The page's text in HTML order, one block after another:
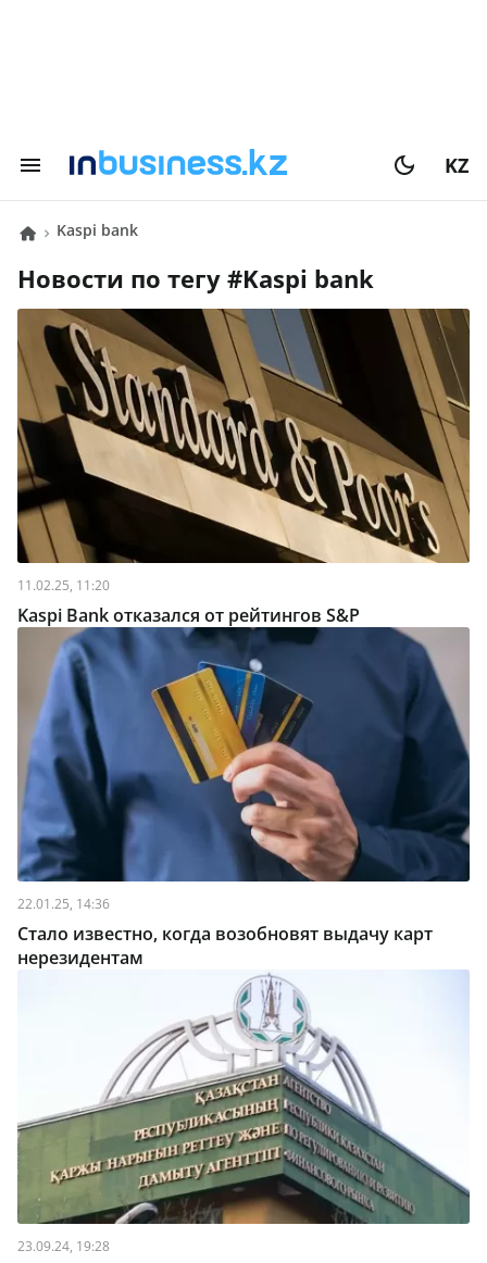
KZ
Kaspi bank
Новости по тегу # Kaspi bank
11.02.25, 11:20
Kaspi Bank отказался от рейтингов S&P
22.01.25, 14:36
Стало известно, когда возобновят выдачу карт
нерезидентам
23.09.24, 19:28